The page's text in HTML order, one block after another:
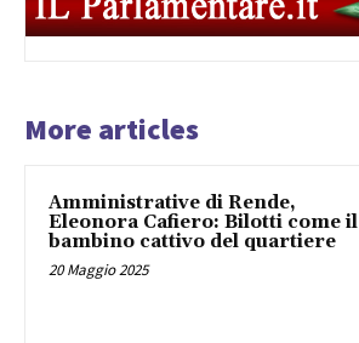
More articles
Amministrative di Rende,
Eleonora Cafiero: Bilotti come il
bambino cattivo del quartiere
20 Maggio 2025